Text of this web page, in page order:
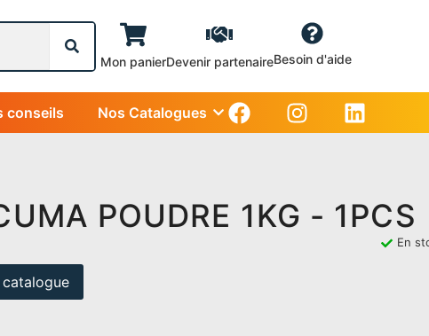
Mon panierDevenir partenaireBesoin d'aide
conseils Nos Catalogues
POUDRE 1KG - 1PCS
En